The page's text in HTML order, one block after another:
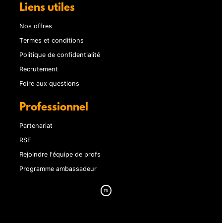
Liens utiles
Nos offres
Termes et conditions
Politique de confidentialité
Recrutement
Foire aux questions
Professionnel
Partenariat
RSE
Rejoindre l'équipe de profs
Programme ambassadeur